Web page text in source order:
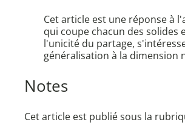
Cet article est une réponse à
qui coupe chacun des solides
l'unicité du partage,
généralisation à la dimension
Notes
Cet article est publié sous la